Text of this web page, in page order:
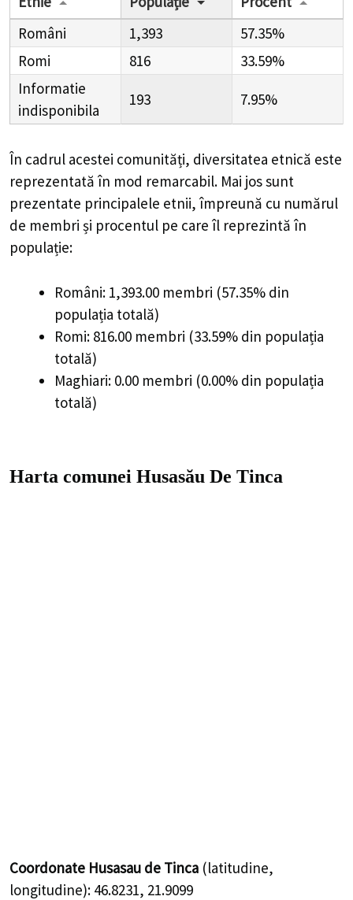
Români
1,393
57.35%
Romi
816
33.59%
Informatie
indisponibila
193 7.95%
În cadrul acestei comunități, diversitatea etnică este
reprezentată în mod remarcabil. Mai jos sunt
prezentate principalele etnii, împreună cu numărul
de membri și procentul pe care îl reprezintă în
populație:
Români: 1,393.00 membri (57.35% din
populația totală)
Romi: 816.00 membri (33.59% din populația
totală)
Maghiari: 0.00 membri (0.00% din populația
totală)
Harta comunei Husasău De Tinca
Coordonate Husasau de Tinca (latitudine,
longitudine): 46.8231, 21.9099